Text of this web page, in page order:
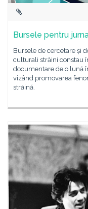
Bursele pentru
Bursele de cercetare și
culturali străini constau
documentare de o lună
vizând promovarea
străină.